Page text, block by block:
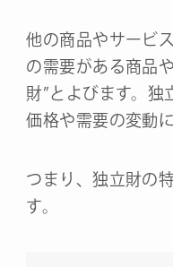
他の商品やサービ
の需要がある商品
財”とよびます。独
価格や需要の変動
つまり、独立財の
す。